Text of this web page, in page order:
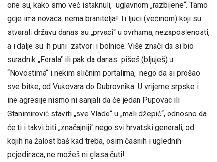
one su, kako smo već istaknuli, uglavnom „razbijene“. Tamo
gdje ima novaca, nema branitelja! Ti ljudi (većinom) koji su
stvarali državu danas su „prvaci“ u ovrhama, nezaposlenosti,
a i dalje su ih puni zatvori i bolnice. Više znači da si bio
suradnik „Ferala“ ili pak da danas pišeš (bljuješ) u
“Novostima“ i nekim sličnim portalima, nego da si prošao
sve bitke, od Vukovara do Dubrovnika. U vrijeme srpske i
ine agresije nismo ni sanjali da će jedan Pupovac ili
Stanimirović staviti „sve Vlade“ u „mali džepić“, odnosno da
će ti i takvi biti „značajniji“ nego svi hrvatski generali, od
kojih na žalost baš kad treba, osim časnih i uglednih
pojedinaca, ne možeš ni glasa čuti!